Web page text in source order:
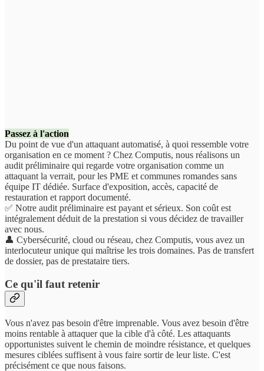
Passez à l'action
Du point de vue d'un attaquant automatisé, à quoi ressemble votre
organisation en ce moment ? Chez Computis, nous réalisons un
audit préliminaire qui regarde votre organisation comme un
attaquant la verrait, pour les PME et communes romandes sans
équipe IT dédiée. Surface d'exposition, accès, capacité de
restauration et rapport documenté.
✅ Notre audit préliminaire est payant et sérieux. Son coût est
intégralement déduit de la prestation si vous décidez de travailler
avec nous.
👤 Cybersécurité, cloud ou réseau, chez Computis, vous avez un
interlocuteur unique qui maîtrise les trois domaines. Pas de transfert
de dossier, pas de prestataire tiers.
Ce qu'il faut retenir
Vous n'avez pas besoin d'être imprenable. Vous avez besoin d'être
moins rentable à attaquer que la cible d'à côté. Les attaquants
opportunistes suivent le chemin de moindre résistance, et quelques
mesures ciblées suffisent à vous faire sortir de leur liste. C'est
précisément ce que nous faisons.